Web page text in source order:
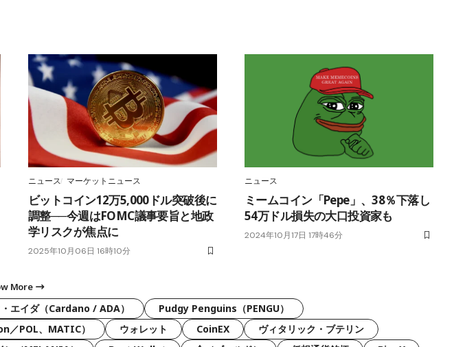
ニュース マーケットニュース
ビットコイン12万5,000ドル突破後に
調整──今週はFOMC議事要旨と地政
学リスクが焦点に
2025年10月06日 16時10分
ニュース
ミームコイン「Pepe」、38％下落し
54万ドル損失の大口投資家も
2024年10月17日 17時46分
More
エイダ（Cardano / ADA）
Pudgy Penguins（PENGU）
／POL、MATIC） ウォレット CoinEX
ヴィタリック・ブテリン